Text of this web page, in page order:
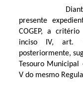
presente
COGEP, a
inciso IV, art.
posteriormente,
Tesouro Municipal
V do mesmo